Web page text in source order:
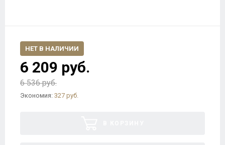
НЕТ В НАЛИЧИИ
6 209 руб.
6 536 руб.
Экономия: 327 руб.